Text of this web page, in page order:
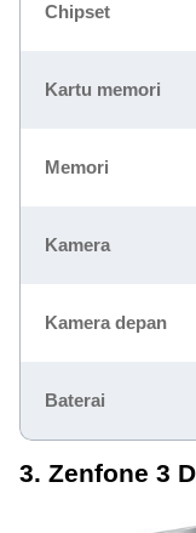
Chipset
Kartu memori
Memori
Kamera
Kamera depan
Baterai
3. Zenfone 3